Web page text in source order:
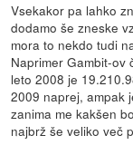
Vsekakor pa lahko
dodamo še zneske
mora to nekdo tudi
Naprimer Gambit-ov
leto 2008 je
2009 naprej, ampak
zanima me kakšen
najbrž še veliko več